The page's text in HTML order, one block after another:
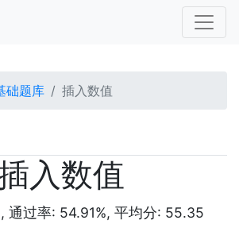
础题库 插入数值
入数值
通过率: 54.91%, 平均分: 55.35